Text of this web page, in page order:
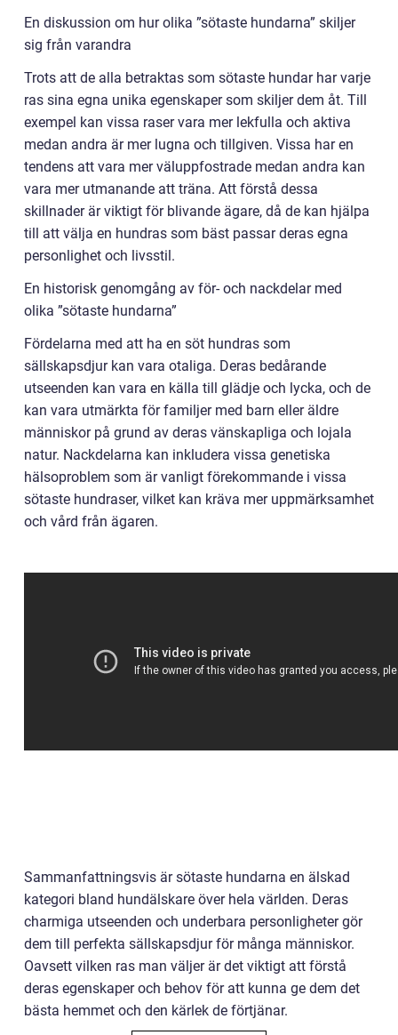
En diskussion om hur olika ”sötaste hundarna” skiljer
sig från varandra
Trots att de alla betraktas som sötaste hundar har varje
ras sina egna unika egenskaper som skiljer dem åt. Till
exempel kan vissa raser vara mer lekfulla och aktiva
medan andra är mer lugna och tillgiven. Vissa har en
tendens att vara mer väluppfostrade medan andra kan
vara mer utmanande att träna. Att förstå dessa
skillnader är viktigt för blivande ägare, då de kan hjälpa
till att välja en hundras som bäst passar deras egna
personlighet och livsstil.
En historisk genomgång av för- och nackdelar med
olika ”sötaste hundarna”
Fördelarna med att ha en söt hundras som
sällskapsdjur kan vara otaliga. Deras bedårande
utseenden kan vara en källa till glädje och lycka, och de
kan vara utmärkta för familjer med barn eller äldre
människor på grund av deras vänskapliga och lojala
natur. Nackdelarna kan inkludera vissa genetiska
hälsoproblem som är vanligt förekommande i vissa
sötaste hundraser, vilket kan kräva mer uppmärksamhet
och vård från ägaren.
Sammanfattningsvis är sötaste hundarna en älskad
kategori bland hundälskare över hela världen. Deras
charmiga utseenden och underbara personligheter gör
dem till perfekta sällskapsdjur för många människor.
Oavsett vilken ras man väljer är det viktigt att förstå
deras egenskaper och behov för att kunna ge dem det
bästa hemmet och den kärlek de förtjänar.